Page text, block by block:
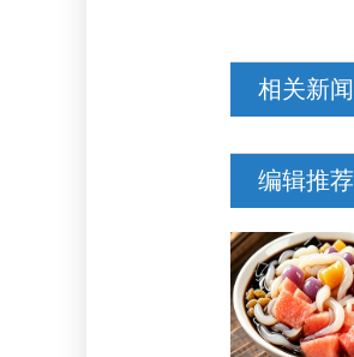
相关新闻
编辑推荐